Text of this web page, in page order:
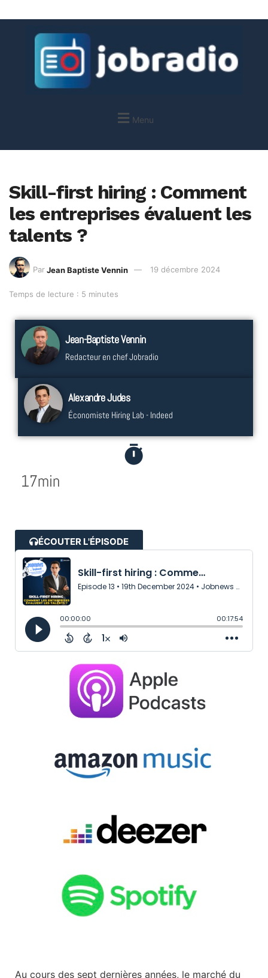
Menu
Skill-first hiring : Comment
les entreprises évaluent les
talents ?
Par Jean Baptiste Vennin 19 décembre 2024
Temps de lecture : 5 minutes
Jean-Baptiste Vennin
Redacteur en chef Jobradio
Alexandre Judes
Économiste Hiring Lab - Indeed
17min
ÉCOUTER L'ÉPISODE
Au cours des sept dernières années, le marché du